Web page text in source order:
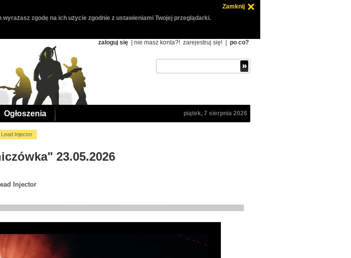
Zamknij
zgodę na ich użycie zgodnie z ustawieniami Twojej przeglądarki.
zaloguj się | nie masz konta?! zarejestruj się! po co?
Ogłoszenia piątek, 7 sierpnia 2026
Lead Injector
23.05.2026
Injector